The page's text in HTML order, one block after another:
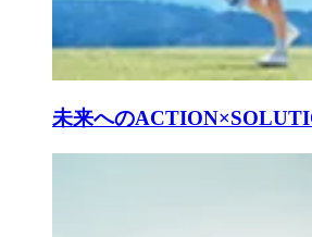
未来への